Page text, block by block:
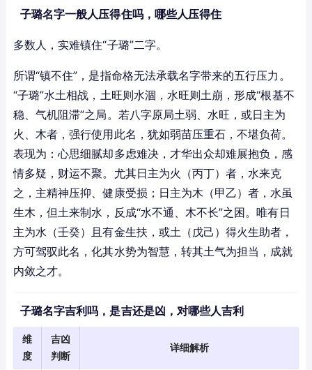
子璐名字一般人压得住吗，哪些人压得住
多数人，实难镇住“子璐”二字。
所谓“镇不住”，是指命格无法承载名字带来的五行压力。
“子璐”水土相战，土旺则水涸，水旺则土崩，形成“根基不
稳、气机阻滞”之局。若八字原局土弱、水旺，或日主为
火、木者，强行使用此名，犹如弱苗压重石，不堪负荷。
表现为：心思细腻却多虑难决，才华出众却难展抱负，感
情多疑，财运不聚。尤其日主为火（丙丁）者，水来克
之，主精神压抑、健康受损；日主为木（甲乙）者，水虽
生木，但土来制水，反成“水不通、木不长”之困。唯有日
主为水（壬癸）且有金生扶，或土（戊己）得火生助者，
方可驾驭此名，化其水势为智慧，转其土气为担当，成就
内敛之才。
子璐名字吉利吗，是吉还是凶，对哪些人吉利
维
度
吉凶
判断
详细解析